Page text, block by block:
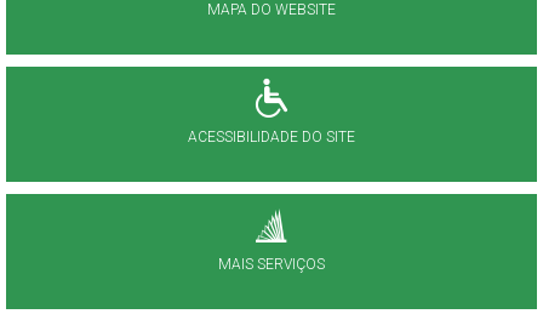
MAPA DO WEBSITE
ACESSIBILIDADE DO SITE
MAIS SERVIÇOS